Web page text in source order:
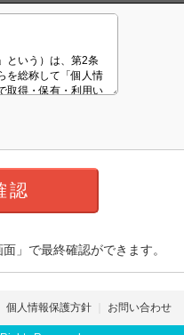
」で最終確認ができます。
個人情報保護方針 お問い合わせ